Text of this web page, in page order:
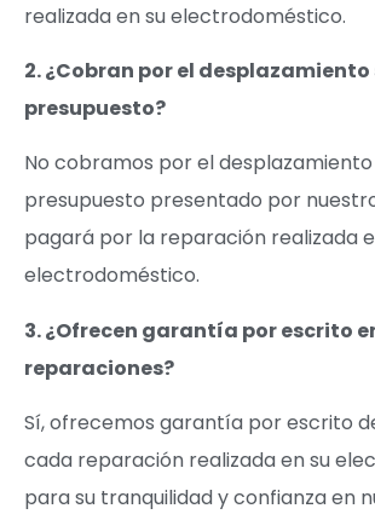
realizada en su electrodoméstico.
2. ¿Cobran por el
presupuesto?
No cobramos por el
presupuesto presentado por
pagará por la reparación realizada
electrodoméstico.
3. ¿Ofrecen garantía por escrito
reparaciones?
Sí, ofrecemos garantía por escrito
cada reparación realizada en su
para su tranquilidad y confianza en